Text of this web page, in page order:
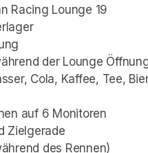
Racing Lounge 19
der Lounge
Cola, Kaffee, Tee,
auf 6 Monitoren
Zielgerade
des Rennen)